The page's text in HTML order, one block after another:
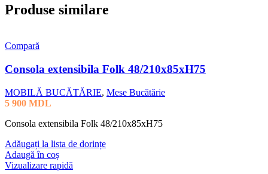
Produse similare
Compară
Consola extensibila Folk 48/210x85xH75
MOBILĂ BUCĂTĂRIE, Mese Bucătărie
5 900 MDL
Consola extensibila Folk 48/210x85xH75
Adăugați la lista de dorințe
Adaugă în coș
Vizualizare rapidă